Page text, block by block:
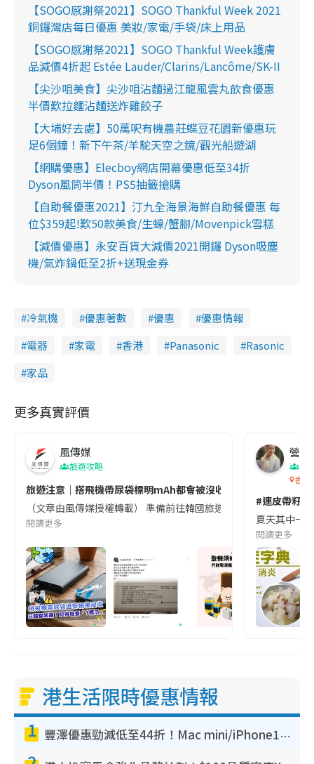
【SOGO感謝祭2021】SOGO Thankful Week 2021
銅鑼灣店每日優惠 美妝/家電/手袋/床上用品
【SOGO感謝祭2021】SOGO Thankful Week護膚
品減價4折起 Estée Lauder/Clarins/Lancôme/SK-II
【尖沙咀美食】尖沙咀沾麵過江龍風雲丸飲食優惠
半價歎拉麵沾麵送炸雞餃子
【大埔好去處】50萬呎有機農莊蝶豆花園新優惠玩
足6個鐘！新下午茶/羊駝天空之鏡/觀光船遊湖
【網購優惠】Elecboy網店開幕優惠低至34折
Dyson風筒半價！PS5抽籤搶購
【自助餐優惠2021】汀九全海景海鮮自助餐優惠 每
位$359起!歎50款美食/生蠔/蟹腳/Movenpick雪糕
【減價優惠】永安百貨大減價2021開鑼 Dyson吸塵
機/氣炸鍋低至2折+送現金券
冷氣機 優惠著數 優惠
優惠情報
電器
家電 香港 Panasonic
Rasonic
家品
更多真實評價
風傳媒
旅遊攻略
旅遊注意｜搭飛機帶尿袋標明mAh都會被沒收😱出發前切記檢查
（文章由風傳媒授權轉載） 準備前往韓國旅遊的民眾，近期要
閱讀更多
營養
香港
#連皮帶籽
夏天其中一
閱讀更多
港生活限時優惠情報
1 豐澤優惠勁減低至44折！Mac mini/iPhone17Pro大減價！廚房家電$220起